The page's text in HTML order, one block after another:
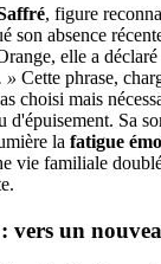
, figure
son absence
elle a déclaré
» Cette phrase,
choisi mais
d'épuisement. Sa
la fatigue
vie familiale
vers un